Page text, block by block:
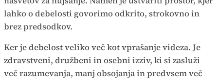
lahko o debelosti govorimo odkrito, strokovno in
brez predsodkov.
Ker je debelost veliko več kot vprašanje videza. Je
zdravstveni, družbeni in osebni izziv, ki si zasluži
več razumevanja, manj obsojanja in predvsem več